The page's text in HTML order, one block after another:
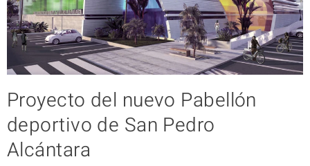
Proyecto del nuevo Pabellón
deportivo de San Pedro
Alcántara